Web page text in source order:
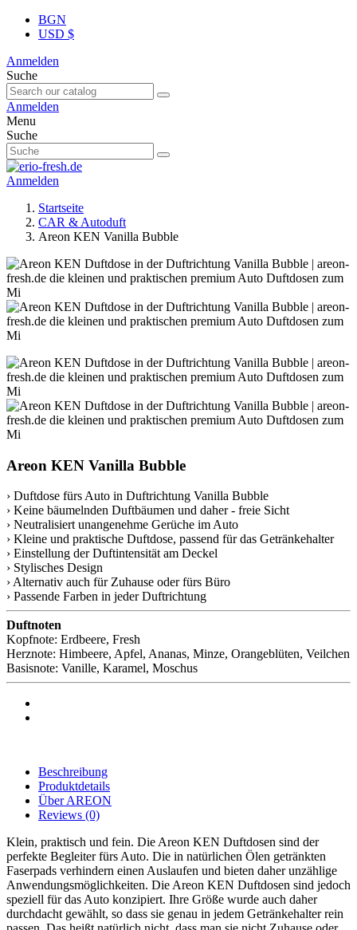
BGN
USD $
Anmelden
Suche
Anmelden
Menu
Suche
Anmelden
Startseite
CAR & Autoduft
Areon KEN Vanilla Bubble
Areon KEN Vanilla Bubble
› Duftdose fürs Auto in Duftrichtung Vanilla Bubble
› Keine bäumelnden Duftbäumen und daher - freie Sicht
› Neutralisiert unangenehme Gerüche im Auto
› Kleine und praktische Duftdose, passend für das Getränkehalter
› Einstellung der Duftintensität am Deckel
› Stylisches Design
› Alternativ auch für Zuhause oder fürs Büro
› Passende Farben in jeder Duftrichtung
Duftnoten
Kopfnote: Erdbeere, Fresh
Herznote: Himbeere, Apfel, Ananas, Minze, Orangeblüten, Veilchen
Basisnote: Vanille, Karamel, Moschus
Beschreibung
Produktdetails
Über AREON
Reviews (0)
Klein, praktisch und fein. Die Areon KEN Duftdosen sind der
perfekte Begleiter fürs Auto. Die in natürlichen Ölen getränkten
Faserpads verhindern einen Auslaufen und bieten daher unzählige
Anwendungsmöglichkeiten. Die Areon KEN Duftdosen sind jedoch
speziell für das Auto konzipiert. Ihre Größe wurde auch daher
durchdacht gewählt, so dass sie genau in jedem Getränkehalter rein